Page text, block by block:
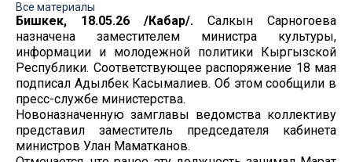
Все материалы
Бишкек, 18.05.26 /Кабар/. Салкын Сарногоева
назначена заместителем министра культуры,
информации и молодежной политики Кыргызской
Республики. Соответствующее распоряжение 18 мая
подписал Адылбек Касымалиев. Об этом сообщили в
пресс-службе министерства.
Новоназначенную замглавы ведомства коллективу
представил заместитель председателя кабинета
министров Улан Маматканов.